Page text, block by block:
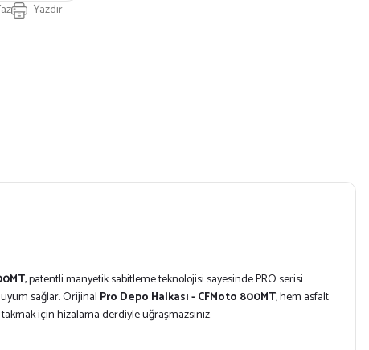
Yazdır
, patentli manyetik sabitleme teknolojisi sayesinde PRO serisi
sağlar. Orijinal Pro Depo Halkası - CFMoto 800MT, hem asfalt
için hizalama derdiyle uğraşmazsınız.